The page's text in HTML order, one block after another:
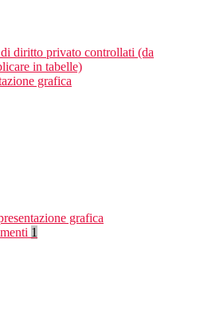
diritto privato controllati (da
in tabelle)
grafica
grafica
1